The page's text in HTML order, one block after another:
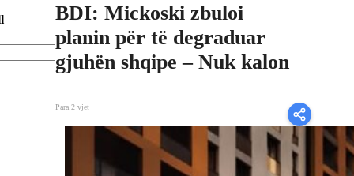
BDI: Mickoski zbuloi
planin për të degraduar
gjuhën shqipe – Nuk kalon
Para 2 vjet